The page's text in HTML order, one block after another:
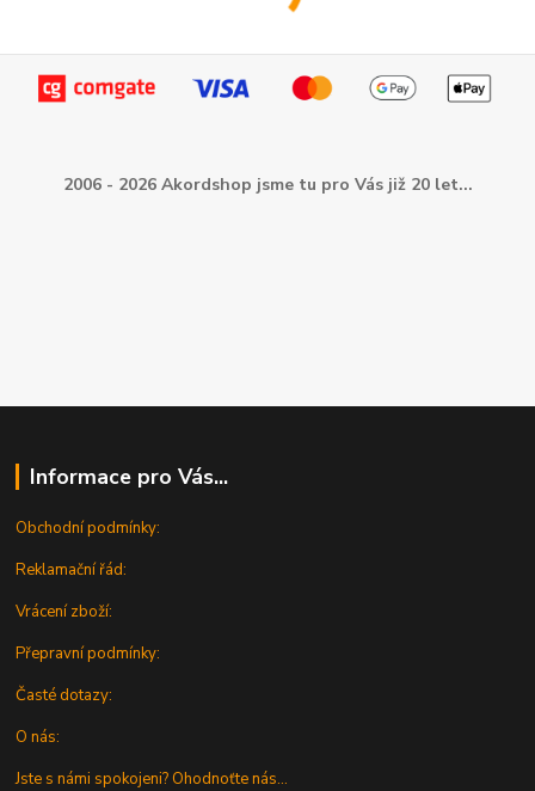
2006 - 2026 Akordshop jsme tu pro Vás již 20 let...
Informace pro Vás...
Obchodní podmínky:
Reklamační řád:
Vrácení zboží:
Přepravní podmínky:
Časté dotazy:
O nás:
Jste s námi spokojeni? Ohodnoťte nás...